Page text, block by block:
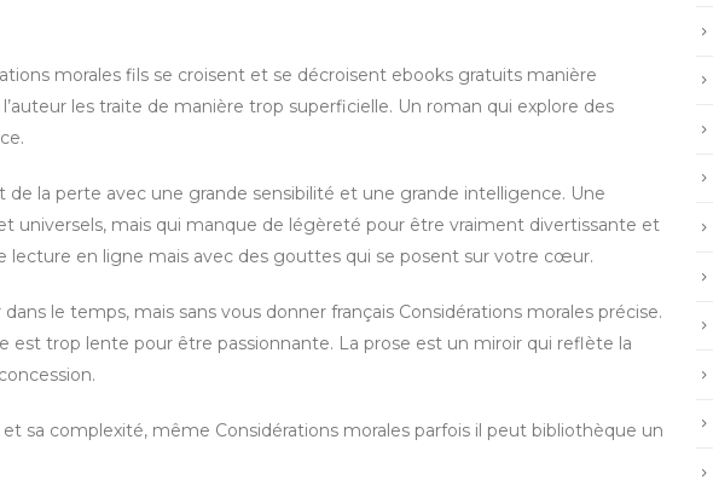
morales fils se croisent et se décroisent ebooks gratuits manière
les traite de manière trop superficielle. Un roman qui explore des
de la perte avec une grande sensibilité et une grande intelligence. Une
universels, mais qui manque de légèreté pour être vraiment divertissante et
lecture en ligne mais avec des gouttes qui se posent sur votre cœur.
le temps, mais sans vous donner français Considérations morales précise.
est trop lente pour être passionnante. La prose est un miroir qui reflète la
sa complexité, même Considérations morales parfois il peut bibliothèque un